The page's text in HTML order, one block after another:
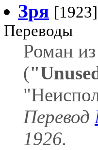
Зря [1923]
Переводы
Роман
(
Перевод
1926.